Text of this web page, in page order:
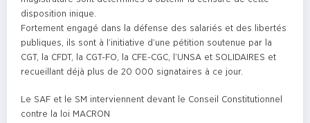
disposition inique.
Fortement engagé dans la défense des salariés et des libertés
publiques, ils sont à l’initiative d’une pétition soutenue par la
CGT, la CFDT, la CGT-FO, la CFE-CGC, l’UNSA et SOLIDAIRES et
recueillant déjà plus de 20 000 signataires à ce jour.
Le SAF et le SM interviennent devant le Conseil Constitutionnel
contre la loi MACRON